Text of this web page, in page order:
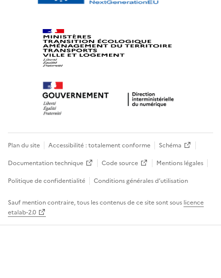
Plan du site Accessibilité : totalement conforme
Schéma
Documentation technique
Code source
Mentions légales
Politique de confidentialité
Conditions générales d’utilisation
Sauf mention contraire, tous les contenus de ce site sont sous licence
etalab-2.0